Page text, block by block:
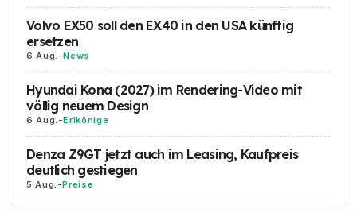
Volvo EX50 soll den EX40 in den USA künftig
ersetzen
6 Aug. -News
Hyundai Kona (2027) im Rendering-Video mit
völlig neuem Design
6 Aug. -Erlkönige
Denza Z9GT jetzt auch im Leasing, Kaufpreis
deutlich gestiegen
5 Aug. -Preise